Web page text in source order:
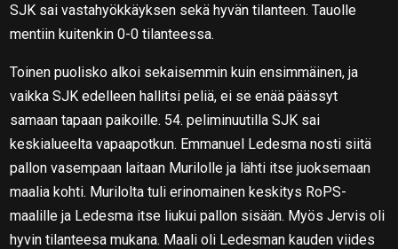
SJK sai vastahyökkäyksen sekä hyvän tilanteen. Tauolle
mentiin kuitenkin 0-0 tilanteessa.
Toinen puolisko alkoi sekaisemmin kuin ensimmäinen, ja
vaikka SJK edelleen hallitsi peliä, ei se enää päässyt
samaan tapaan paikoille. 54. peliminuutilla SJK sai
keskialueelta vapaapotkun. Emmanuel Ledesma nosti siitä
pallon vasempaan laitaan Murilolle ja lähti itse juoksemaan
maalia kohti. Murilolta tuli erinomainen keskitys RoPS-
maalille ja Ledesma itse liukui pallon sisään. Myös Jervis oli
hyvin tilanteesa mukana. Maali oli Ledesman kauden viides